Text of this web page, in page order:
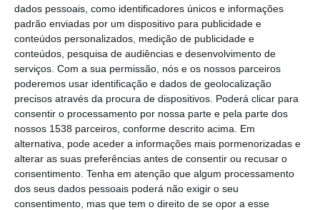
dados pessoais, como identificadores únicos e informações
padrão enviadas por um dispositivo para publicidade e
conteúdos personalizados, medição de publicidade e
conteúdos, pesquisa de audiências e desenvolvimento de
serviços. Com a sua permissão, nós e os nossos parceiros
poderemos usar identificação e dados de geolocalização
precisos através da procura de dispositivos. Poderá clicar para
consentir o processamento por nossa parte e pela parte dos
nossos 1538 parceiros, conforme descrito acima. Em
alternativa, pode aceder a informações mais pormenorizadas e
alterar as suas preferências antes de consentir ou recusar o
consentimento. Tenha em atenção que algum processamento
dos seus dados pessoais poderá não exigir o seu
consentimento, mas que tem o direito de se opor a esse
Realizaram-se este domingo, 12 de outubro,
as eleições autárquicas, que definem os
autarcas para os próximos quatro anos.